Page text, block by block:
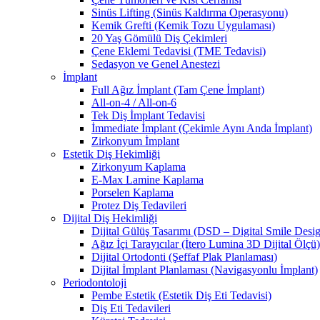
Sinüs Lifting (Sinüs Kaldırma Operasyonu)
Kemik Grefti (Kemik Tozu Uygulaması)
20 Yaş Gömülü Diş Çekimleri
Çene Eklemi Tedavisi (TME Tedavisi)
Sedasyon ve Genel Anestezi
İmplant
Full Ağız İmplant (Tam Çene İmplant)
All-on-4 / All-on-6
Tek Diş İmplant Tedavisi
İmmediate İmplant (Çekimle Aynı Anda İmplant)
Zirkonyum İmplant
Estetik Diş Hekimliği
Zirkonyum Kaplama
E-Max Lamine Kaplama
Porselen Kaplama
Protez Diş Tedavileri
Dijital Diş Hekimliği
Dijital Gülüş Tasarımı (DSD – Digital Smile
Ağız İçi Tarayıcılar (İtero Lumina 3D Dijital Ölçü)
Dijital Ortodonti (Şeffaf Plak Planlaması)
Dijital İmplant Planlaması (Navigasyonlu İmplant)
Periodontoloji
Pembe Estetik (Estetik Diş Eti Tedavisi)
Diş Eti Tedavileri